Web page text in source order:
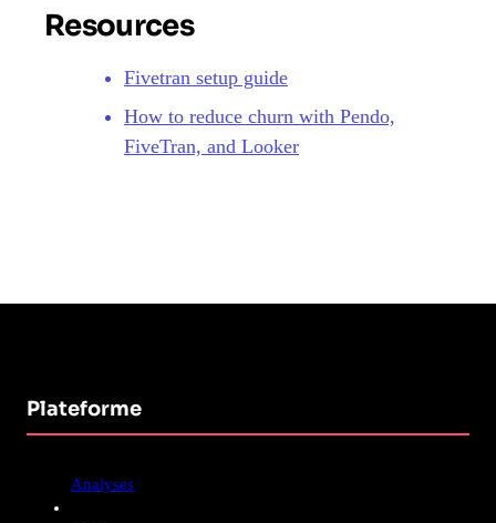
Resources
Fivetran setup guide
How to reduce churn with Pendo,
FiveTran, and Looker
Plateforme
Analyses